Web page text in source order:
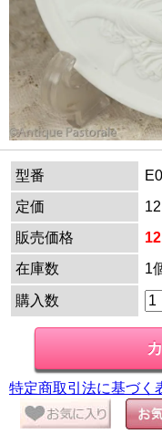
型番
定価
販売価格
在庫数
1
購入数
特定商取引法に基づく